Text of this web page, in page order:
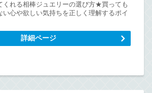
れる相棒ジュエリーの選び方★買っても
い心や欲しい気持ちを正しく理解するポイ
詳細ページ